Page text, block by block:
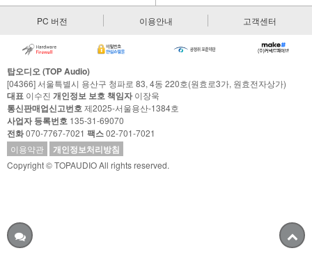
PC 버전 이용안내 고객센터
탑오디오 (TOP Audio)
[04366] 서울특별시 용산구 청파로 83, 4동 220호(원효로3가, 원효전자상가)
대표 이수진 개인정보 보호 책임자이장욱
통신판매업신고번호제2025-서울용산-1384호
사업자 등록번호 135-31-69070
전화070-7767-7021 팩스02-701-7021
이용약관
개인정보처리방침
Copyright © TOPAUDIO All rights reserved.